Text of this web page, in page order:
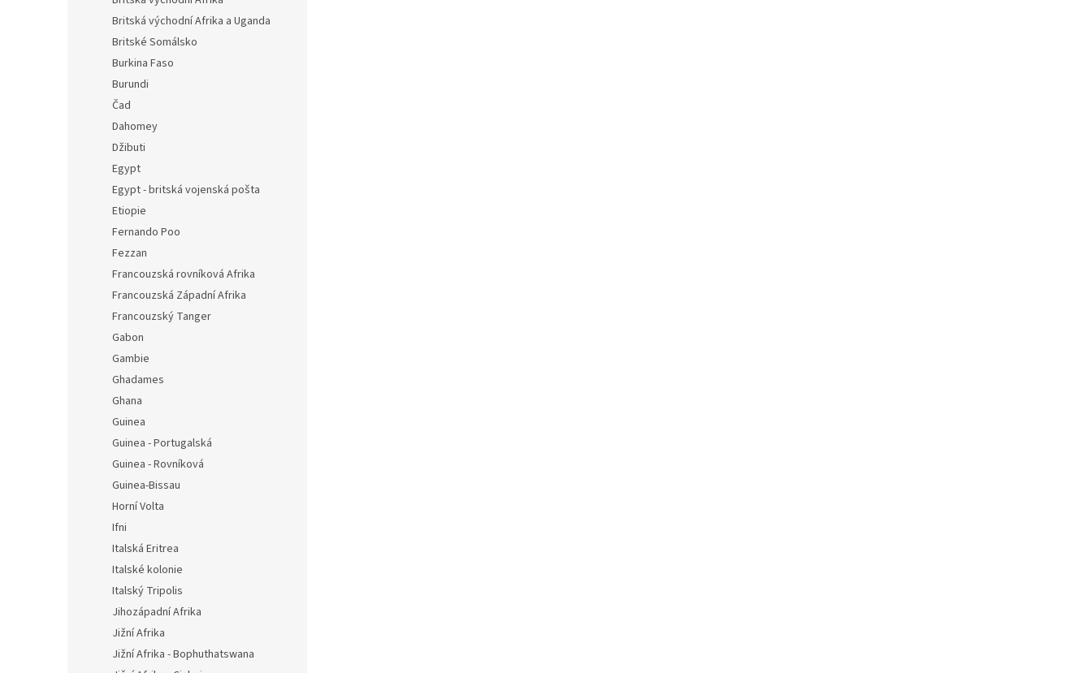
Britská východní Afrika a Uganda
Britské Somálsko
Burkina Faso
Burundi
Čad
Dahomey
Džibuti
Egypt
Egypt - britská vojenská pošta
Etiopie
Fernando Poo
Fezzan
Francouzská rovníková Afrika
Francouzská Západní Afrika
Francouzský Tanger
Gabon
Gambie
Ghadames
Ghana
Guinea
Guinea - Portugalská
Guinea - Rovníková
Guinea-Bissau
Horní Volta
Ifni
Italská Eritrea
Italské kolonie
Italský Tripolis
Jihozápadní Afrika
Jižní Afrika
Jižní Afrika - Bophuthatswana